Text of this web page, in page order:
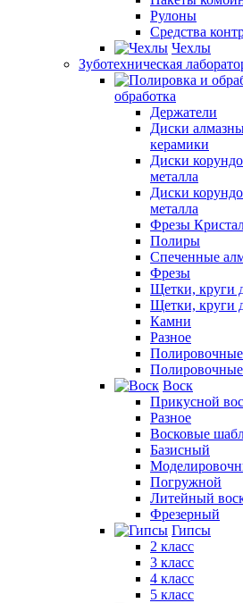
Рулоны
Средства
Чехлы
Зуботехническая
обработка
Держатели
Диски
керамики
Диски
металла
Диски
металла
Фрезы
Полиры
Спеченные
Фрезы
Щетки, круги
Щетки, круги
Камни
Разное
Воск
Прикусной
Разное
Восковые
Базисный
Погружной
Литейный
Фрезерный
Гипсы
2 класс
3 класс
4 класс
5 класс